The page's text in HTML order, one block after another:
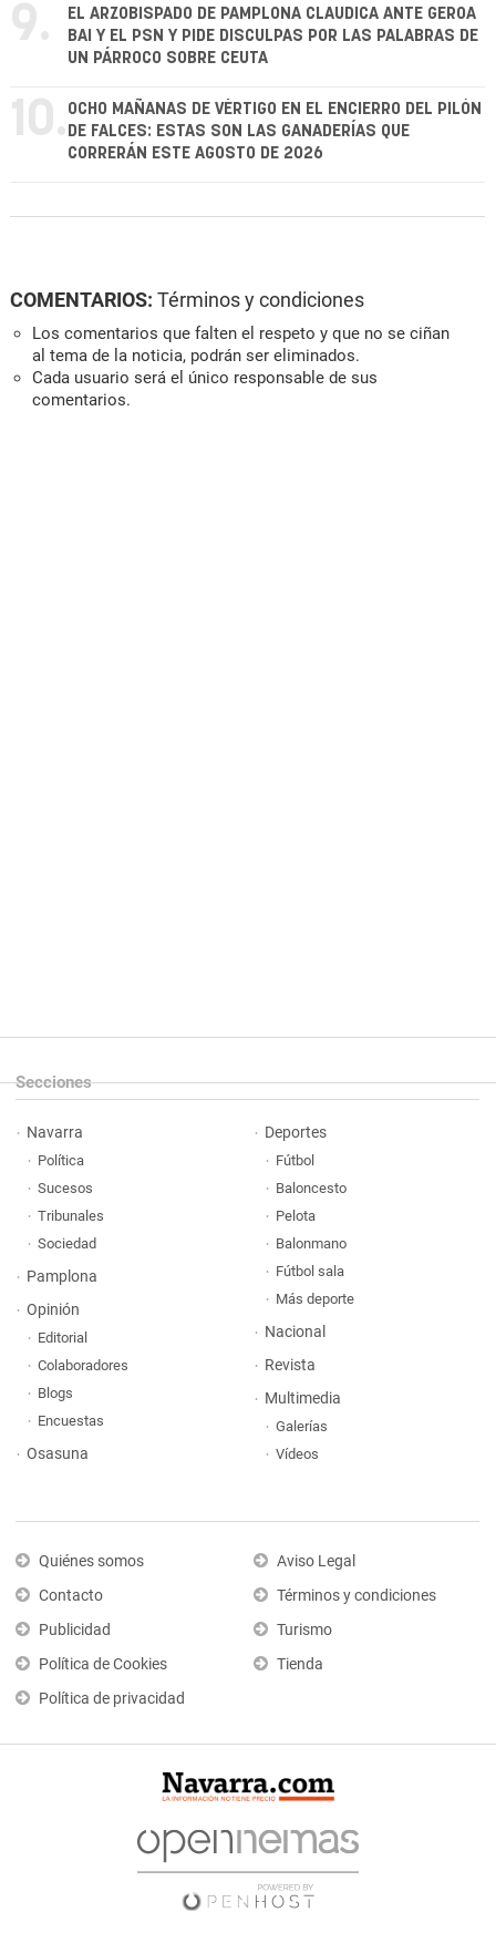
9.
EL ARZOBISPADO DE PAMPLONA CLAUDICA ANTE GEROA
BAI Y EL PSN Y PIDE DISCULPAS POR LAS PALABRAS DE
UN PÁRROCO SOBRE CEUTA
10. OCHO MAÑANAS DE VÉRTIGO EN EL ENCIERRO DEL PILÓN
DE FALCES: ESTAS SON LAS GANADERÍAS QUE
CORRERÁN ESTE AGOSTO DE 2026
COMENTARIOS: Términos y condiciones
Los comentarios que falten el respeto y que no se ciñan
al tema de la noticia, podrán ser eliminados.
Cada usuario será el único responsable de sus
comentarios.
Secciones
Navarra
Política
Sucesos
Tribunales
Sociedad
Pamplona
Opinión
Editorial
Colaboradores
Blogs
Encuestas
Osasuna
Deportes
Fútbol
Baloncesto
Pelota
Balonmano
Fútbol sala
Más deporte
Nacional
Revista
Multimedia
Galerías
Vídeos
Quiénes somos
Contacto
Publicidad
Política de Cookies
Política de privacidad
Aviso Legal
Términos y condiciones
Turismo
Tienda